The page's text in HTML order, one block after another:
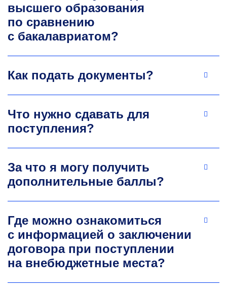
Олег Олегович Скрябин
менеджмента
Научные интересы: производственный
на предприятии. Основные исследовательские
проекты: исследование вопросов анализа
и управления оборотными средствами
skryabin.oo@misis.ru
высшего образования
по сравнению
с бакалавриатом?
Как подать документы?
Что нужно сдавать для
поступления?
За что я могу получить
дополнительные баллы?
Где можно ознакомиться
с информацией о заключении
договора при поступлении
на внебюджетные места?